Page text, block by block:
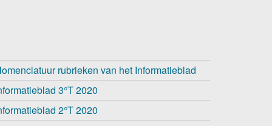
Belgische architecten
van bezoeken en reizen
Borderel van Eenheidsprijzen
rubrieken van het Informatieblad
3°T 2020
2°T 2020